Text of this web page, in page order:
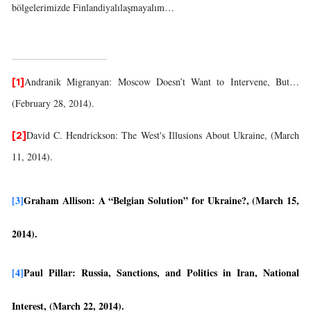
bölgelerimizde Finlandiyalılaşmayalım…
[1] Andranik Migranyan: Moscow Doesn’t Want to Intervene, But…
(February 28, 2014).
[2] David C. Hendrickson: The West's Illusions About Ukraine, (March
11, 2014).
[3]Graham Allison: A “Belgian Solution” for Ukraine?, (March 15,
2014).
[4]Paul Pillar: Russia, Sanctions, and Politics in Iran, National
Interest, (March 22, 2014).